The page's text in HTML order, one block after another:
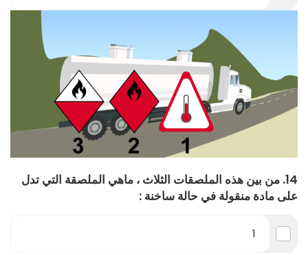
14. من بين هذه الملصقات الثلاث ، ماهي الملصقة التي تدل
على مادة منقولة في حالة ساخنة :
1